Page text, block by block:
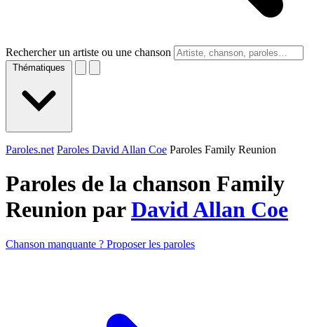
Rechercher un artiste ou une chanson
Thématiques
Paroles.net Paroles David Allan Coe Paroles Family Reunion
Paroles de la chanson Family
Reunion parDavid Allan Coe
Chanson manquante ? Proposer les paroles